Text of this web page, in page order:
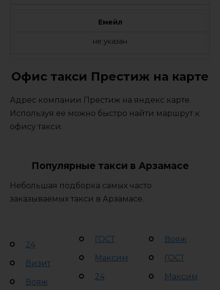
Емейл
не указан
Офис такси Престиж на карте
Адрес компании Престиж на яндекс карте.
Используя ее можно быстро найти маршрут к
офису такси.
Популярные такси в Арзамасе
Небольшая подборка самых часто
заказываемых такси в Арзамасе.
24
Визит
Вояж
ГОСТ
Максим
24
Вояж
ГОСТ
Максим